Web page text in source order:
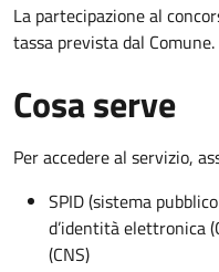
La partecipazione al
tassa prevista dal Comune.
Cosa serve
Per accedere al servizio,
SPID (sistema
d’identità elettronica
(CNS)